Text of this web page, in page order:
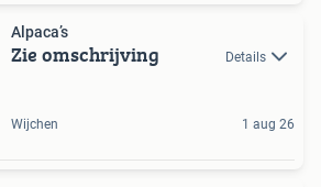
Alpaca’s
Zie omschrijving Details
Wijchen 1 aug 26